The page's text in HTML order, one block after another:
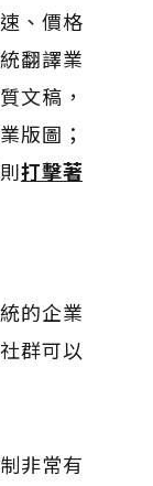
、價格
翻譯業
文稿，
版圖；
打擊著
的企業
群可以
非常有